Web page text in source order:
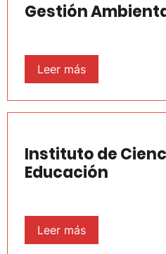
Gestión
Leer más
Instituto de
Educación
Leer más